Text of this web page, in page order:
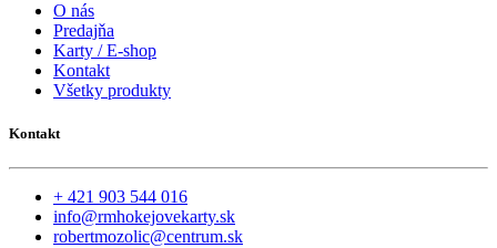
O nás
Predajňa
Karty / E-shop
Kontakt
Všetky produkty
Kontakt
+ 421 903 544 016
info@rmhokejovekarty.sk
robertmozolic@centrum.sk